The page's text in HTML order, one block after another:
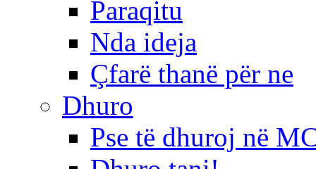
Paraqitu
Nda ideja
Çfarë thanë për ne
Dhuro
Pse të dhuroj në